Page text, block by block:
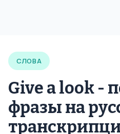
СЛОВА
Give a look -
фразы на